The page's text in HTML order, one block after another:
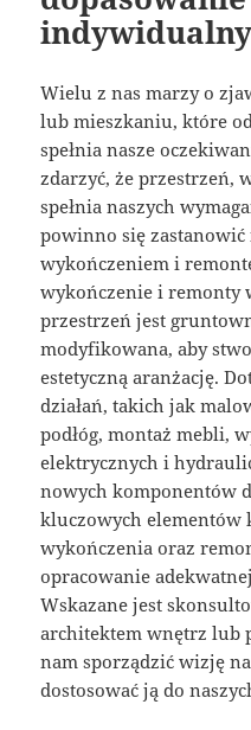
Wielu z nas marzy o
lub mieszkaniu, które
spełnia nasze
zdarzyć, że przestrzeń,
spełnia naszych
powinno się zastanowić
wykończeniem i
wykończenie i remonty
przestrzeń jest
modyfikowana, aby
estetyczną aranżację.
działań, takich jak
podłóg, montaż mebli,
elektrycznych i
nowych komponentów
kluczowych elementów
wykończenia oraz
opracowanie
Wskazane jest
architektem wnętrz lub
nam sporządzić wizję
dostosować ją do